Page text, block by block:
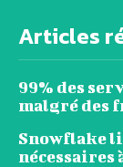
Articles
99% des
malgré des
Snowflake
nécessaires